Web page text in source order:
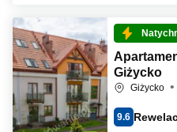
Giżycko
Giżycko
9.6